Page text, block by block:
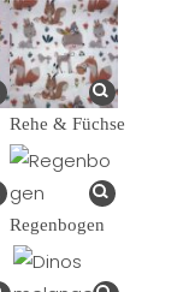
Rehe & Füchse
Regenbogen